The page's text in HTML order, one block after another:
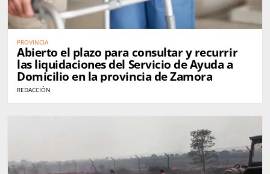
PROVINCIA
Abierto el plazo para consultar y recurrir
las liquidaciones del Servicio de Ayuda a
Domicilio en la provincia de Zamora
REDACCIÓN